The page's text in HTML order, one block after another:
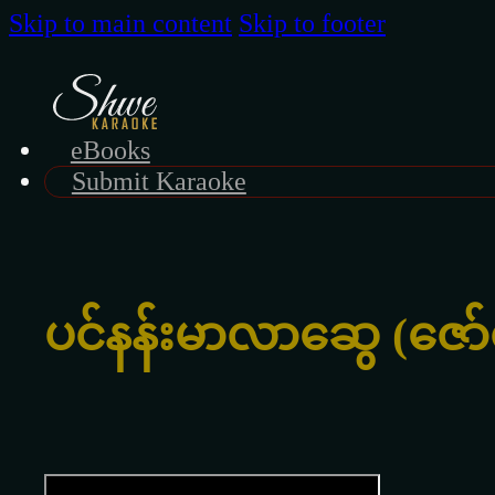
Skip to main content Skip to footer
eBooks
Submit Karaoke
ပင်နန်းမာလာဆွေ (ဇော်